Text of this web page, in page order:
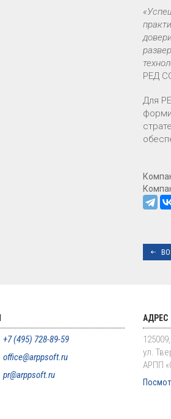
РЕД
Для
+7 (495) 728-89-59
office@arppsoft.ru
pr@arppsoft.ru
АДРЕС
ул.
АРПП